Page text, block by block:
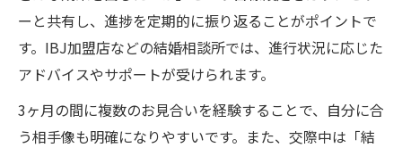
ーと共有し、進捗を定期的に振り返ることがポイントで
す。IBJ加盟店などの結婚相談所では、進行状況に応じた
アドバイスやサポートが受けられます。
3ヶ月の間に複数のお見合いを経験することで、自分に合
う相手像も明確になりやすいです。また、交際中は「結